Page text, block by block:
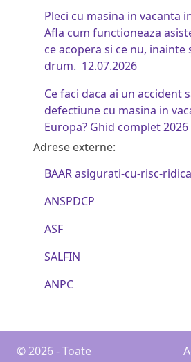
Pleci cu masina in vacanta
Afla cum functioneaza
ce acopera si ce nu, inainte
drum. 12.07.2026
Ce faci daca ai un accident
defectiune cu masina in
Europa? Ghid complet 2026
Adrese externe:
BAAR asigurati-cu-risc-
ANSPDCP
ASF
SALFIN
ANPC
© 2026 - Toate